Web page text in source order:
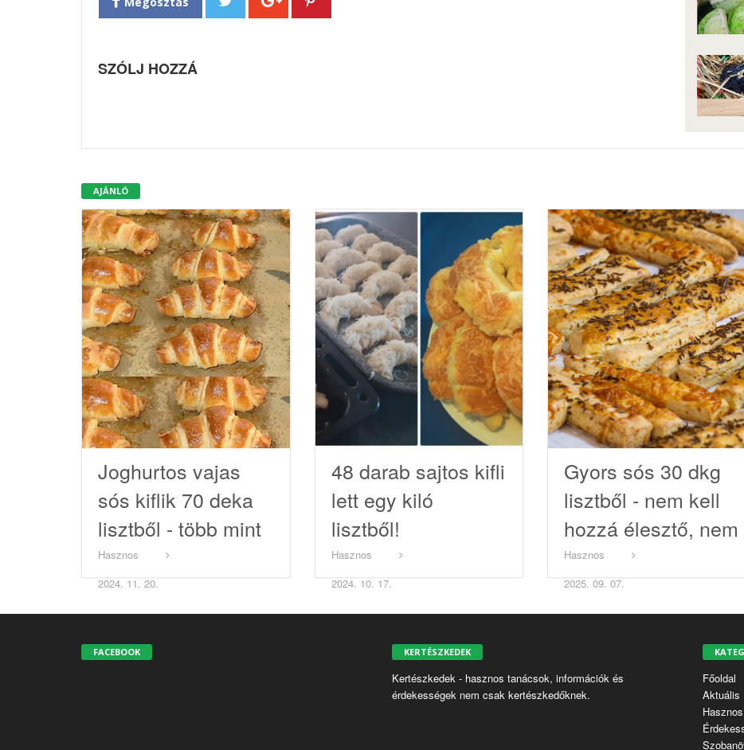
SZÓLJ HOZZÁ
AJÁNLÓ
Joghurtos vajas
sós kiflik 70 deka
lisztből - több mint
hatvan lesz!
Hasznos
2024. 11. 20.
48 darab sajtos kifli
lett egy kiló
lisztből!
Hasznos
2024. 10. 17.
Gyors sós 30 dkg
lisztből - nem kell
hozzá élesztő, nem
kell keleszteni
Hasznos
2025. 09. 07.
FACEBOOK KERTÉSZKEDEK
Kertészkedek - hasznos tanácsok, információk és
érdekességek nem csak kertészkedőknek.
Főoldal
Aktuális
Hasznos